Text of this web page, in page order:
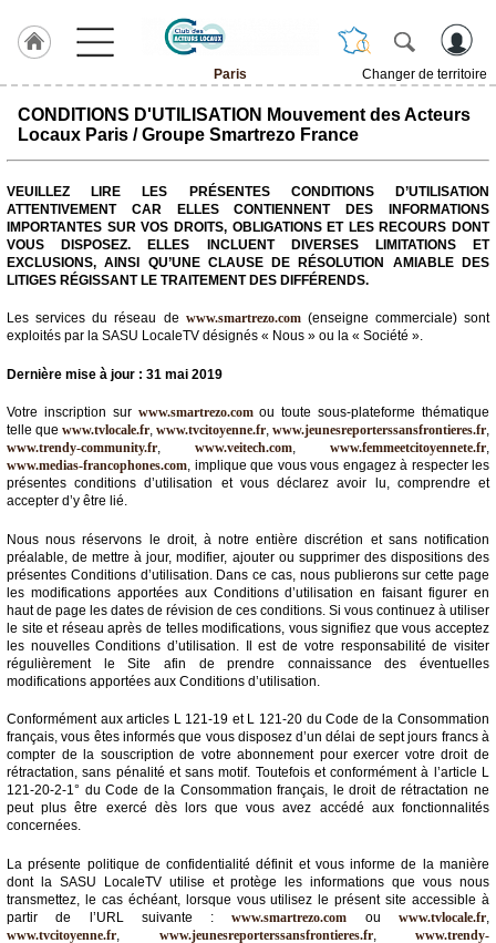
Paris
Changer de territoire
LABEL
HULCOQ
ACCUEIL
Accueil
France
Pour
Pourquoi
concept
Nos
Objectifs
Fil
Actualités
Vidéos
Rubriques
Blogs
A
propos
Adhésion
Devenir
partenaire
Place
de
Marché
CONDITIONS D'UTILISATION Mouvement des Acteurs
Locaux Paris / Groupe Smartrezo France
VEUILLEZ LIRE LES PRÉSENTES CONDITIONS D’UTILISATION
ATTENTIVEMENT CAR ELLES CONTIENNENT DES INFORMATIONS
IMPORTANTES SUR VOS DROITS, OBLIGATIONS ET LES RECOURS DONT
VOUS DISPOSEZ. ELLES INCLUENT DIVERSES LIMITATIONS ET
EXCLUSIONS, AINSI QU’UNE CLAUSE DE RÉSOLUTION AMIABLE DES
LITIGES RÉGISSANT LE TRAITEMENT DES DIFFÉRENDS.
Les services du réseau de www.smartrezo.com(enseigne commerciale) sont
exploités par la SASU LocaleTV désignés « Nous » ou la « Société ».
Dernière mise à jour : 31 mai 2019
Votre inscription sur www.smartrezo.comou toute sous-plateforme thématique
telle que www.tvlocale.fr, www.tvcitoyenne.fr, www.jeunesreporterssansfrontieres.fr,
www.trendy-community.fr, www.veitech.com, www.femmeetcitoyennete.fr,
www.medias-francophones.com, implique que vous vous engagez à respecter les
présentes conditions d’utilisation et vous déclarez avoir lu, comprendre et
accepter d’y être lié.
Nous nous réservons le droit, à notre entière discrétion et sans notification
préalable, de mettre à jour, modifier, ajouter ou supprimer des dispositions des
présentes Conditions d’utilisation. Dans ce cas, nous publierons sur cette page
les modifications apportées aux Conditions d’utilisation en faisant figurer en
haut de page les dates de révision de ces conditions. Si vous continuez à utiliser
le site et réseau après de telles modifications, vous signifiez que vous acceptez
les nouvelles Conditions d’utilisation. Il est de votre responsabilité de visiter
régulièrement le Site afin de prendre connaissance des éventuelles
modifications apportées aux Conditions d’utilisation.
Conformément aux articles L 121-19 et L 121-20 du Code de la Consommation
français, vous êtes informés que vous disposez d’un délai de sept jours francs à
compter de la souscription de votre abonnement pour exercer votre droit de
rétractation, sans pénalité et sans motif. Toutefois et conformément à l’article L
121-20-2-1° du Code de la Consommation français, le droit de rétractation ne
peut plus être exercé dès lors que vous avez accédé aux fonctionnalités
concernées.
La présente politique de confidentialité définit et vous informe de la manière
dont la SASU LocaleTV utilise et protège les informations que vous nous
transmettez, le cas échéant, lorsque vous utilisez le présent site accessible à
partir de l’URL suivante :www.smartrezo.com ouwww.tvlocale.fr,
www.tvcitoyenne.fr, www.jeunesreporterssansfrontieres.fr, www.trendy-